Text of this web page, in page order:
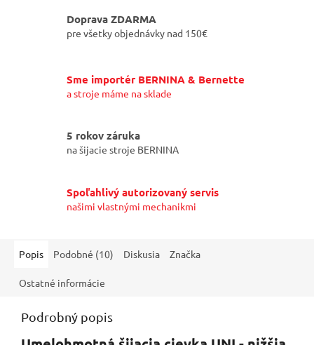
Doprava ZDARMA
pre všetky objednávky nad 150€
Sme importér BERNINA & Bernette
a stroje máme na sklade
5 rokov záruka
na šijacie stroje BERNINA
Spoľahlivý autorizovaný servis
našimi vlastnými mechanikmi
Popis Podobné (10) Diskusia Značka
Ostatné informácie
Podrobný popis